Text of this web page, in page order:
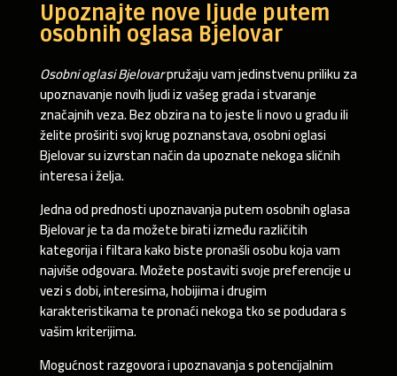
Upoznajte nove ljude putem
osobnih oglasa Bjelovar
Osobni oglasi Bjelovarpružaju vam jedinstvenu priliku za
upoznavanje novih ljudi iz vašeg grada i stvaranje
značajnih veza. Bez obzira na to jeste li novo u gradu ili
želite proširiti svoj krug poznanstava, osobni oglasi
Bjelovar su izvrstan način da upoznate nekoga sličnih
interesa i želja.
Jedna od prednosti upoznavanja putem osobnih oglasa
Bjelovar je ta da možete birati između različitih
kategorija i filtara kako biste pronašli osobu koja vam
najviše odgovara. Možete postaviti svoje preferencije u
vezi s dobi, interesima, hobijima i drugim
karakteristikama te pronaći nekoga tko se podudara s
vašim kriterijima.
Mogućnost razgovora i upoznavanja s potencijalnim